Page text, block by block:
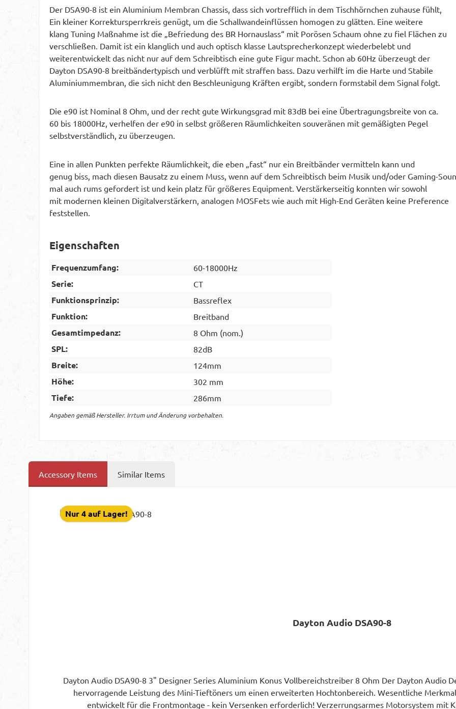
Der DSA90-8 ist ein Aluminium Membran Chassis, dass sich vortrefflich in dem Tischhörnchen zuhause fühlt,
Ein kleiner Korrektursperrkreis genügt, um die Schallwandeinflüssen homogen zu glätten. Eine weitere
klang Tuning Maßnahme ist die „Befriedung des BR Hornauslass“ mit Porösen Schaum ohne zu fiel Flächen zu
verschließen. Damit ist ein klanglich und auch optisch klasse Lautsprecherkonzept wiederbelebt und
weiterentwickelt das nicht nur auf dem Schreibtisch eine gute Figur macht. Schon ab 60Hz überzeugt der
Dayton DSA90-8 breitbändertypisch und verblüfft mit straffen bass. Dazu verhilft im die Harte und Stabile
Aluminiummembran, die sich nicht den Beschleunigung Kräften ergibt, sondern formstabil dem Signal folgt.
Die e90 ist Nominal 8 Ohm, und der recht gute Wirkungsgrad mit 83dB bei eine Übertragungsbreite von ca.
60 bis 18000Hz, verhelfen der e90 in selbst größeren Räumlichkeiten souveränen mit gemäßigten Pegel
selbstverständlich, zu überzeugen.
Eine in allen Punkten perfekte Räumlichkeit, die eben „fast“ nur ein Breitbänder vermitteln kann und
genug biss, mach diesen Bausatz zu einem Muss, wenn auf dem Schreibtisch beim Musik und/oder Gaming-
mal auch rums gefordert ist und kein platz für größeres Equipment. Verstärkerseitig konnten wir sowohl
mit modernen kleinen Digitalverstärkern, analogen MOSFets wie auch mit High-End Geräten keine Preference
feststellen.
Eigenschaften
Frequenzumfang: 60-18000Hz
Serie: CT
Funktionsprinzip: Bassreflex
Funktion: Breitband
Gesamtimpedanz: 8 Ohm (nom.)
SPL: 82dB
Breite: 124mm
Höhe: 302 mm
Tiefe: 286mm
Angaben gemäß Hersteller. Irrtum und Änderung vorbehalten.
Accessory Items Similar Items
Nur 4 auf Lager!
Dayton Audio DSA90-8
Dayton Audio DSA90-8 3" Designer Series Aluminium Konus Vollbereichstreiber 8 Ohm Der Dayton Audio
hervorragende Leistung des Mini-Tieftöners um einen erweiterten Hochtonbereich. Wesentliche Merkmale Kosmetischer Rahmen mit flacher
entwickelt für die Frontmontage - kein Versenken erforderlich! Verzerrungsarmes Motorsystem mit